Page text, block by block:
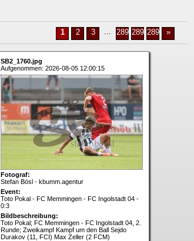
1 2 3 289128922893 »
SB2_1760.jpg
Aufgenommen: 2026-08-05 12:00:15
Fotograf:
Stefan Bösl - kbumm.agentur
Event:
Toto Pokal - FC Memmingen - FC Ingolstadt 04 -
0:3
Bildbeschreibung:
Toto Pokal; FC Memmingen - FC Ingolstadt 04, 2.
Runde; Zweikampf Kampf um den Ball Sejdo
Durakov (11, FCI) Max Zeller (2 FCM)